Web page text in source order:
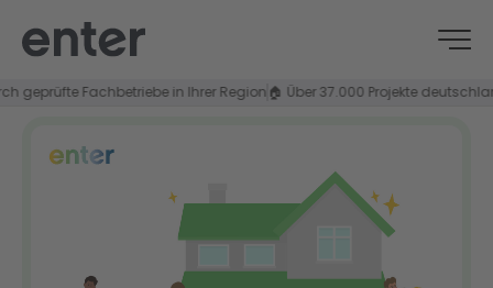
Fachbetriebe in Ihrer Region🏠 Über 37.000 Projekte deutschlandweit